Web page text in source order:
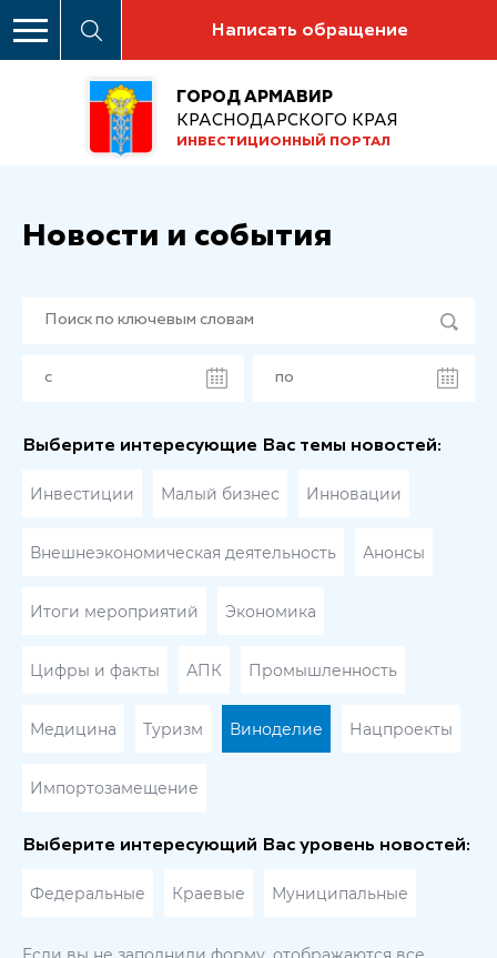
Написать обращение
ГОРОД АРМАВИР
КРАСНОДАРСКОГО КРАЯ
ИНВЕСТИЦИОННЫЙ ПОРТАЛ
Новости и события
Выберите интересующие Вас темы новостей:
Инвестиции Малый бизнес Инновации
Внешнеэкономическая деятельность Анонсы
Итоги мероприятий Экономика
Цифры и факты АПК Промышленность
Медицина Туризм Виноделие Нацпроекты
Импортозамещение
Выберите интересующий Вас уровень новостей:
Федеральные Краевые Муниципальные